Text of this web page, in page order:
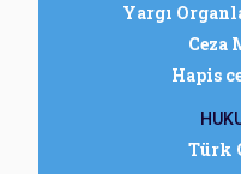
Yargı
Ceza
Hapis
Türk